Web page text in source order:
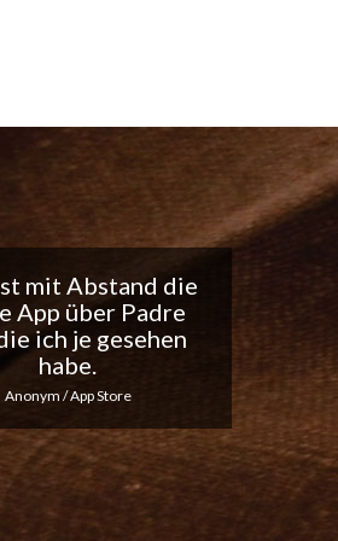
Tolle App, ich liebe die
täglichen
Benachrichtigungen...
Macht weiter so!